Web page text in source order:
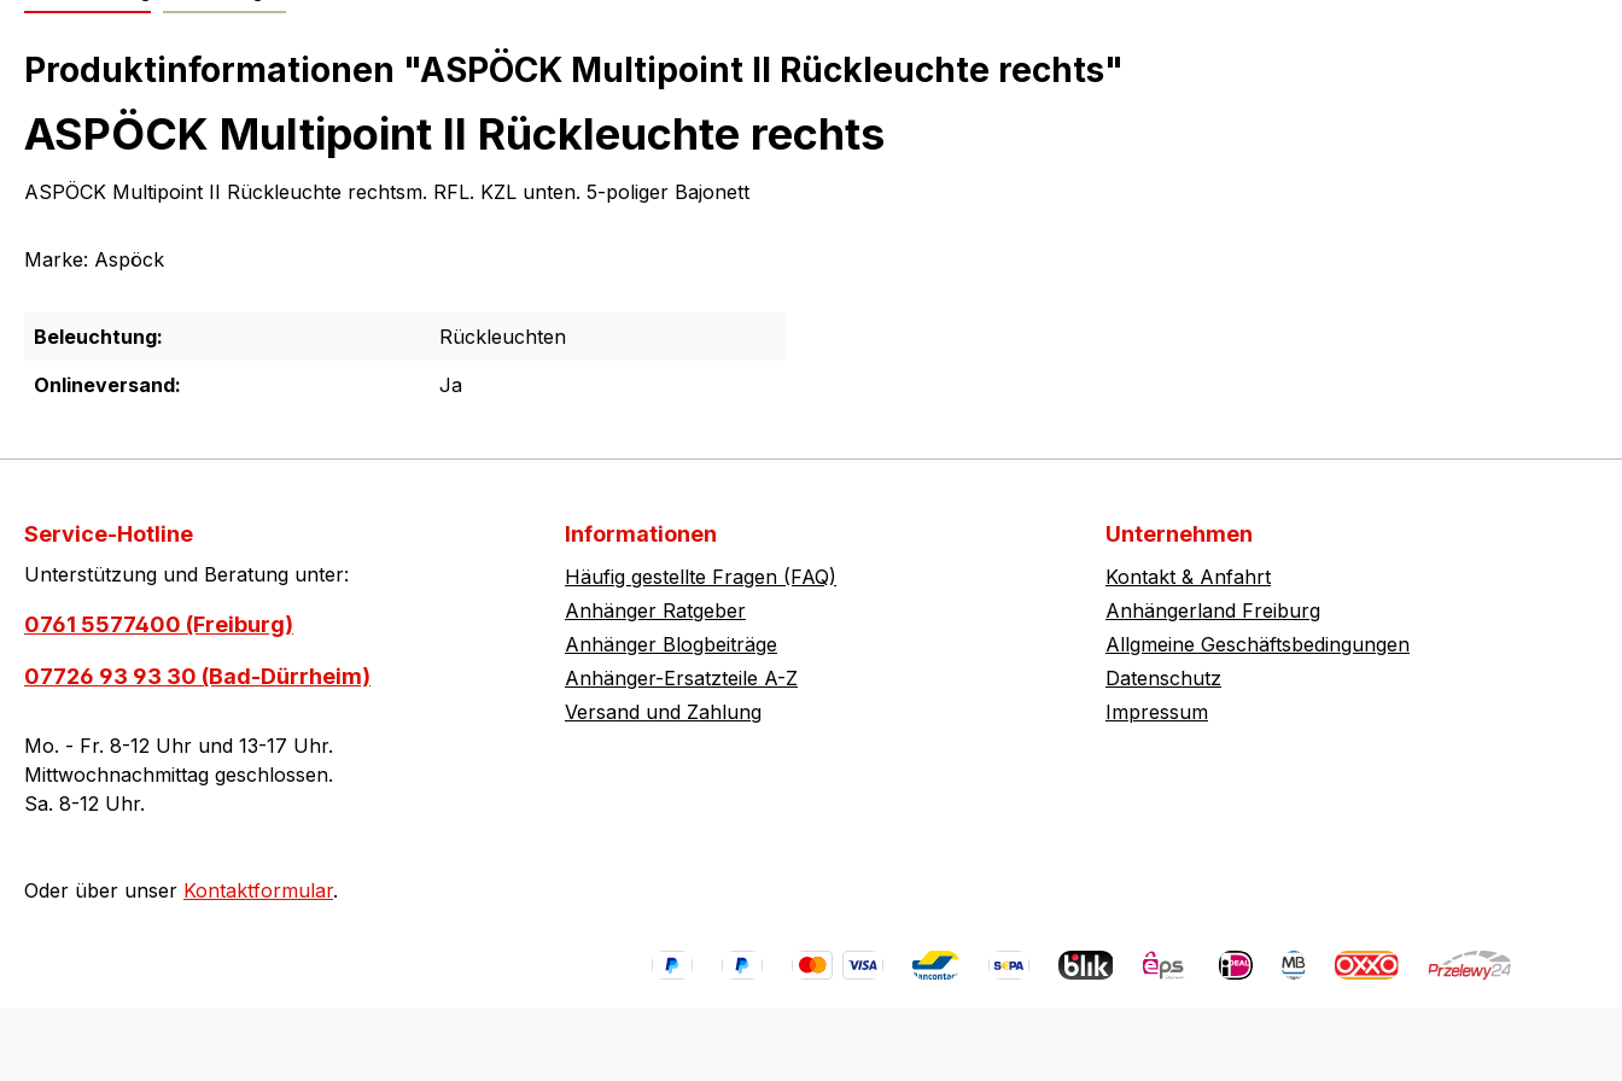
Produktinformationen "ASPÖCK Multipoint II Rückleuchte rechts"
ASPÖCK Multipoint II Rückleuchte rechts
ASPÖCK Multipoint II Rückleuchte rechtsm. RFL. KZL unten. 5-poliger Bajonett
Marke: Aspöck
Beleuchtung:
Rückleuchten
Onlineversand:
Ja
Service-Hotline
Unterstützung und Beratung unter:
0761 5577400 (Freiburg)
07726 93 93 30 (Bad-Dürrheim)
Mo. - Fr. 8-12 Uhr und 13-17 Uhr.
Mittwochnachmittag geschlossen.
Sa. 8-12 Uhr.
Oder über unser Kontaktformular.
Informationen
Häufig gestellte Fragen (FAQ)
Anhänger Ratgeber
Anhänger Blogbeiträge
Anhänger-Ersatzteile A-Z
Versand und Zahlung
Unternehmen
Kontakt & Anfahrt
Anhängerland Freiburg
Allgmeine Geschäftsbedingungen
Datenschutz
Impressum